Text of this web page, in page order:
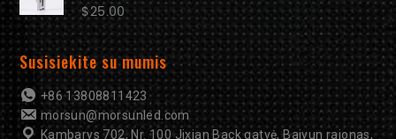
$25.00
Susisiekite su mumis
+86 13808811423
morsun@morsunled.com
Kambarys 702, Nr. 100 Jixian Back gatvė, Baiyun rajonas,